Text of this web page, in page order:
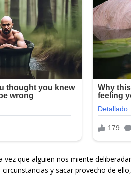
vez que alguien nos miente
y sacar provecho de